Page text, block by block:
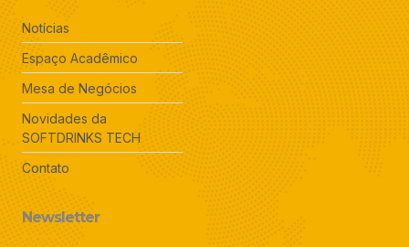
Notícias
Espaço Acadêmico
Mesa de Negócios
Novidades da
SOFTDRINKS TECH
Contato
Newsletter